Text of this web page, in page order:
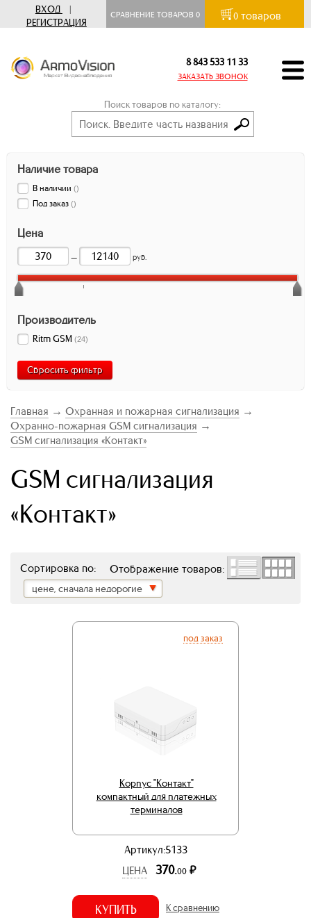
ВХОД
|
РЕГИСТРАЦИЯ
СРАВНЕНИЕ ТОВАРОВ0 0 товаров
8 843 533 11 33
ЗАКАЗАТЬ ЗВОНОК
Поиск товаров по каталогу:
Наличие товара
В наличии ()
Под заказ ()
Цена
— руб.
Производитель
Ritm GSM (24)
Сбросить фильтр
Главная → Охранная и пожарная сигнализация →
Охранно-пожарная GSM сигнализация →
GSM сигнализация «Контакт»
GSM сигнализация
«Контакт»
Отображение товаров:
Сортировка по:
цене, сначала недорогие
под заказ
Корпус "Контакт"
компактный для платежных
терминалов
Артикул:5133
ЦЕНА
370.00 р.
КУПИТЬ К сравнению